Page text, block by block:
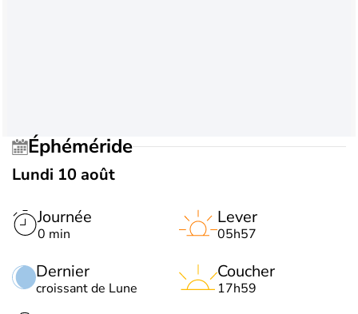
Éphéméride
Lundi 10 août
Journée
0 min
Dernier
croissant de Lune
Lever
05h57
Coucher
17h59